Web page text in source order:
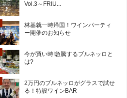
Vol.3～FRIU...
林基就一時帰国！ワインパーティ
ー開催のお知らせ
今が買い時!急騰するブルネッロと
は?
2万円のブルネッロがグラスで試せ
る！特設ワインBAR